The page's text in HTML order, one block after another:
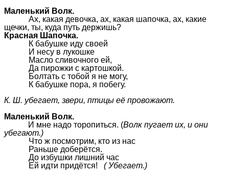
Маленький Волк.
Ах, какая девочка, ах, какая шапочка, ах, какие
щечки, ты, куда путь держишь?
Красная Шапочка.
К бабушке иду своей
И несу в лукошке
Масло сливочного ей,
Да пирожки с картошкой.
Болтать с тобой я не могу,
К бабушке пора, я побегу.
К. Ш. убегает, звери, птицы её провожают.
Маленький Волк.
И мне надо торопиться. (Волк пугает их, и они
убегают.)
Что ж посмотрим, кто из нас
Раньше доберётся.
До избушки лишний час
Ей идти придётся! ( Убегает.)